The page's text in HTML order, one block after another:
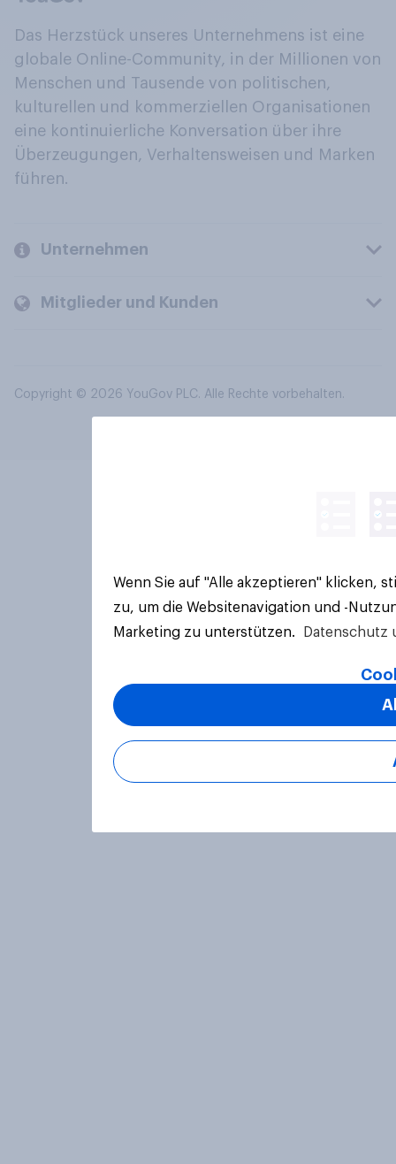
Das Herzstück unseres Unternehmens ist eine
globale Online-Community, in der Millionen von
Menschen und Tausende von politischen,
kulturellen und kommerziellen Organisationen
eine kontinuierliche Konversation über ihre
Überzeugungen, Verhaltensweisen und Marken
führen.
Unternehmen
Mitglieder und Kunden
Copyright © 2026 YouGov PLC. Alle Rechte vorbehalten.
Wenn Sie auf "Alle akzeptieren" klicken,
zu, um die Websitenavigation und -
Marketing zu unterstützen.
Datenschutz